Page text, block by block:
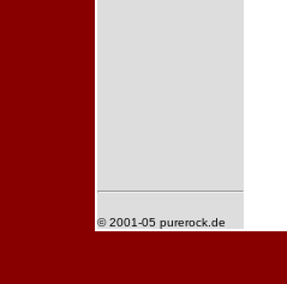
© 2001-05 purerock.de